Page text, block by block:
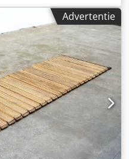
Advertentie